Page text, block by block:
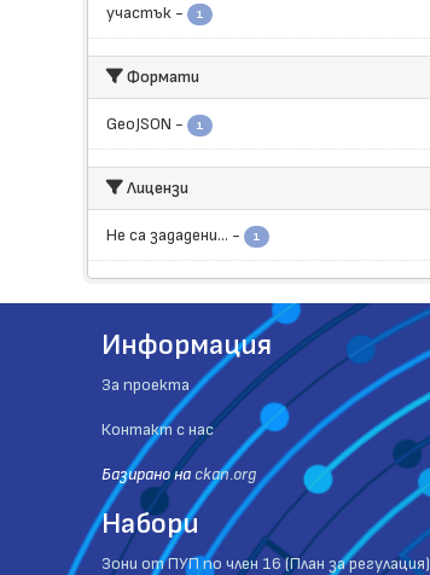
участък - 1
Формати
GeoJSON - 1
Лицензи
Не са зададени... - 1
Информация
За проекта
Контакт с нас
Базиранo на ckan.org
Набори
Зони от ПУП по член 16 (План за регулация)